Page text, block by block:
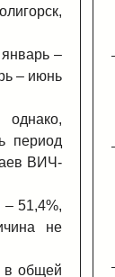
–
– июнь
период
ВИЧ-
51,4%,
не
в общей